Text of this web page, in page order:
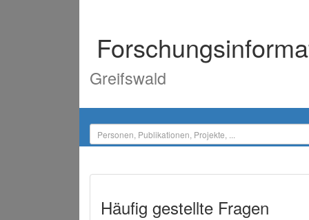
Greifswald
Häufig gestellte Fragen